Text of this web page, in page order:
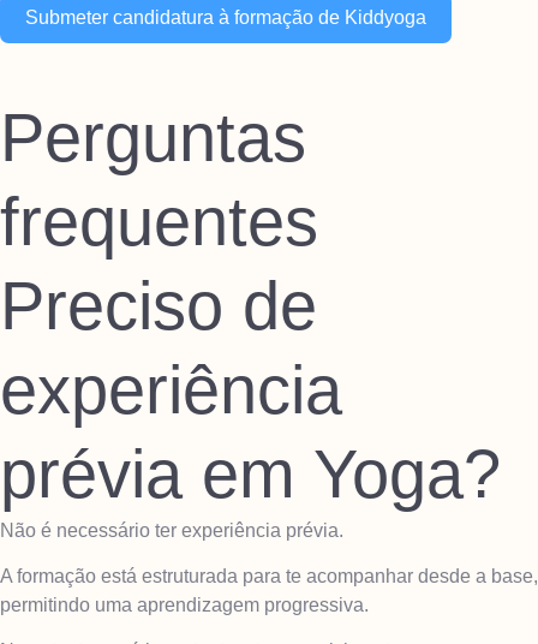
Submeter candidatura à formação de Kiddyoga
Perguntas
frequentes
Preciso de
experiência
prévia em Yoga?
Não é necessário ter experiência prévia.
A formação está estruturada para te acompanhar desde a base,
permitindo uma aprendizagem progressiva.